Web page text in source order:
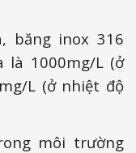
băng inox 316
là 1000mg/L (ở
L (ở nhiệt độ
môi trường